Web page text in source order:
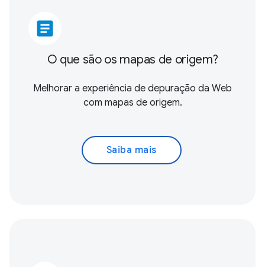
article
O que são os mapas de origem?
Melhorar a experiência de depuração da Web
com mapas de origem.
Saiba mais